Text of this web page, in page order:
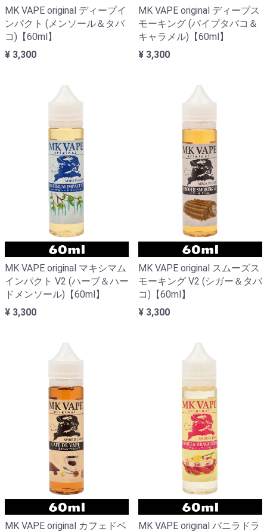
MK VAPE original ディープイ
ンパクト (メンソール＆タバ
コ)【60ml】
¥ 3,300
MK VAPE original ディープス
モーキング (パイプタバコ＆
キャラメル)【60ml】
¥ 3,300
MK VAPE original マキシマム
インパクト V2 (ハーブ＆ハー
ドメンソール)【60ml】
¥ 3,300
MK VAPE original スムーズス
モーキング V2 (シガー＆タバ
コ)【60ml】
¥ 3,300
MK VAPE original カフェドベ
MK VAPE original バニラドラ